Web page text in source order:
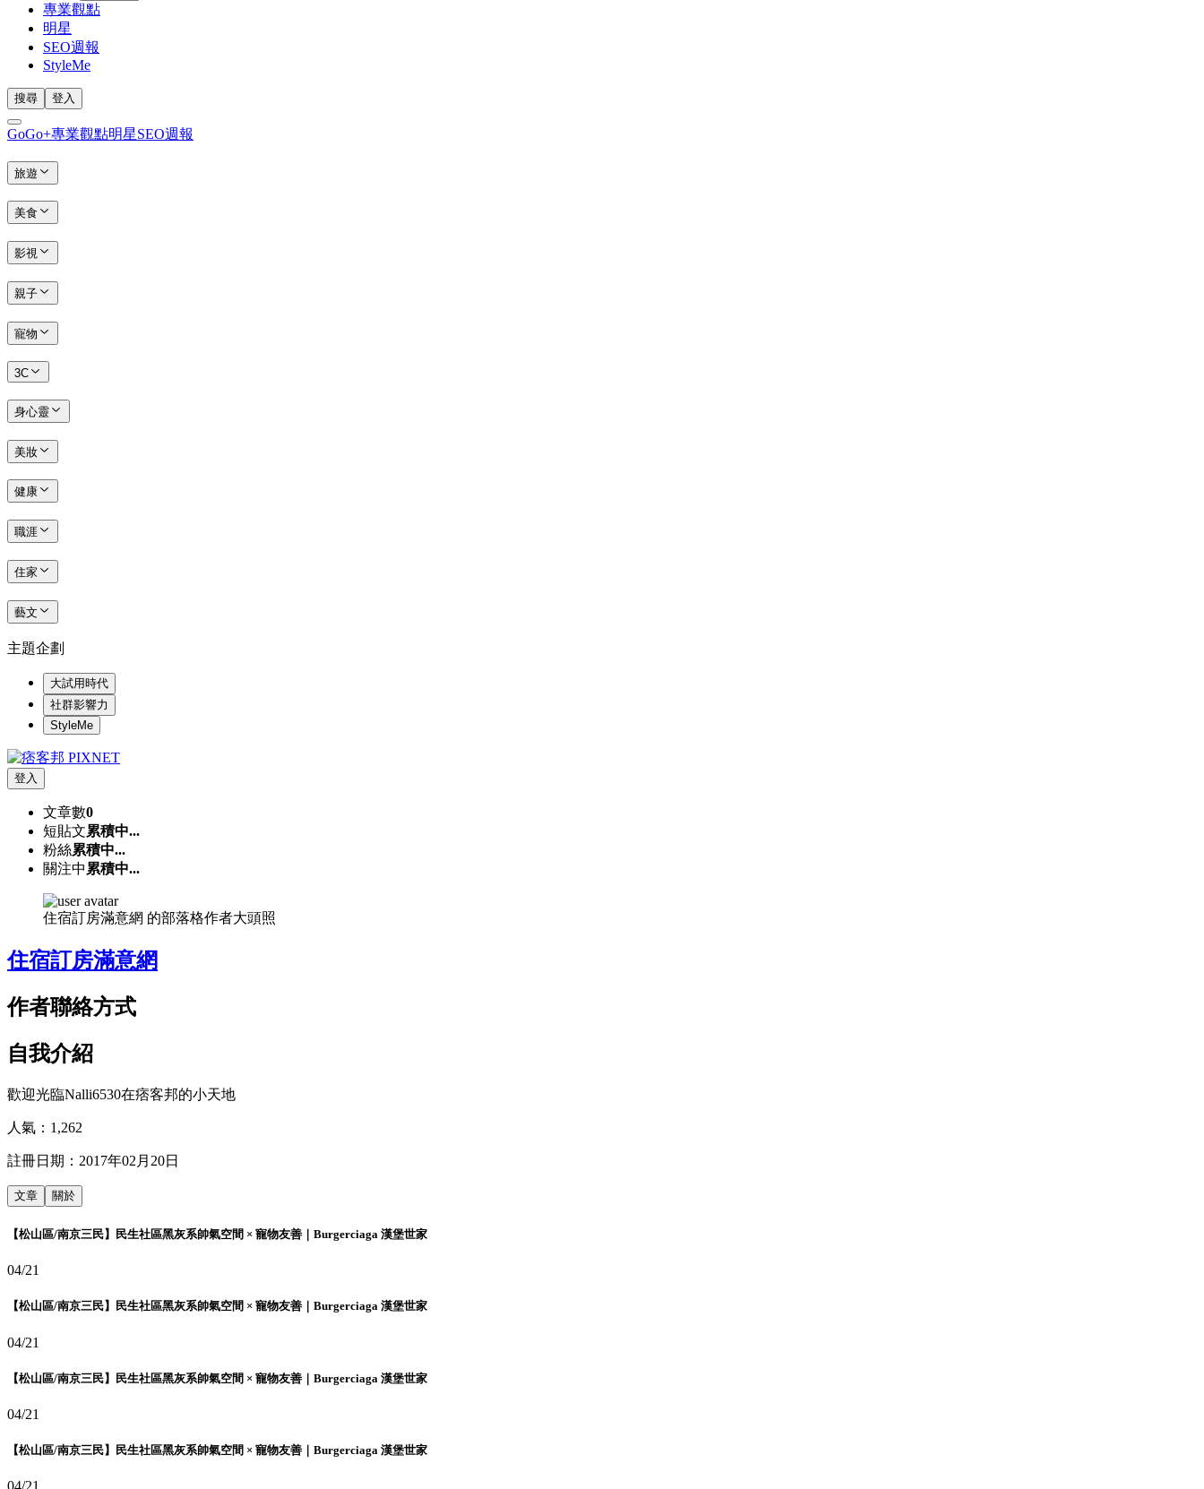
專業觀點
明星
SEO週報
StyleMe
搜尋 登入
GoGo+專業觀點明星SEO週報
旅遊
美食
影視
親子
寵物
3C
身心靈
美妝
健康
職涯
住家
藝文
主題企劃
大試用時代
社群影響力
StyleMe
登入
文章數0
短貼文累積中...
粉絲累積中...
關注中 累積中...
住宿訂房滿意網 的部落格作者大頭照
住宿訂房滿意網
作者聯絡方式
自我介紹
歡迎光臨Nalli6530在痞客邦的小天地
人氣： 1,262
註冊日期： 2017年02月20日
文章 關於
【松山區/南京三民】民生社區黑灰系帥氣空間 × 寵物友善｜Burgerciaga 漢堡世家
04/21
【松山區/南京三民】民生社區黑灰系帥氣空間 × 寵物友善｜Burgerciaga 漢堡世家
04/21
【松山區/南京三民】民生社區黑灰系帥氣空間 × 寵物友善｜Burgerciaga 漢堡世家
04/21
【松山區/南京三民】民生社區黑灰系帥氣空間 × 寵物友善｜Burgerciaga 漢堡世家